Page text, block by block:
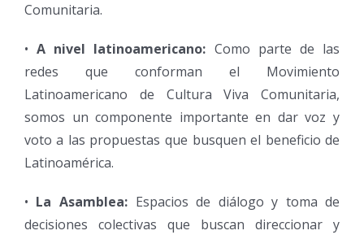
Comunitaria.
•A nivel latinoamericano: Como parte de las
redes que conforman el Movimiento
Latinoamericano de Cultura Viva Comunitaria,
somos un componente importante en dar voz y
voto a las propuestas que busquen el beneficio de
Latinoamérica.
• La Asamblea: Espacios de diálogo y toma de
decisiones colectivas que buscan direccionar y